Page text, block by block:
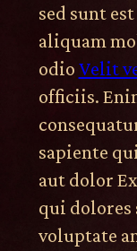
sed sunt
aliquam
odio Velit
officiis.
sapiente
aut dolor
qui
voluptate